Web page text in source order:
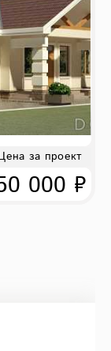
за проект
000 ₽